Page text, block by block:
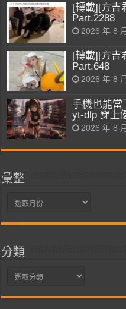
[轉載][方吉
Part.2288
2026 年 8
[轉載][方吉
Part.648
2026 年 8
手機也能當
yt-dlp 穿上
2026 年 8
彙整
彙
分類
分